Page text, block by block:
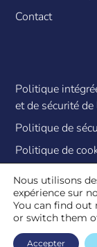
Contact
Politique
et de sécurité
Politique de
Politique de
Notice
Nous utilisons
expérience sur
You can find out
or switch them
Accepter